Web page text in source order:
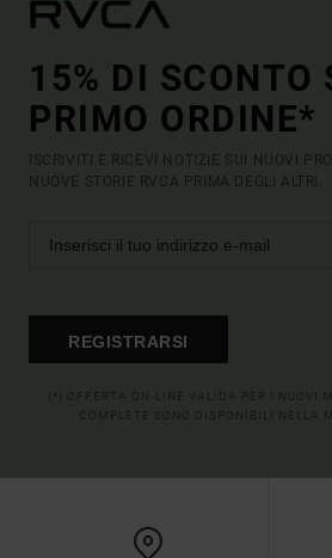
15% DI SCONTO
PRIMO ORDINE*
ISCRIVITI E RICEVI NOTIZIE SUI NUOVI
NUOVE STORIE RVCA PRIMA DEGLI ALTRI.
REGISTRARSI